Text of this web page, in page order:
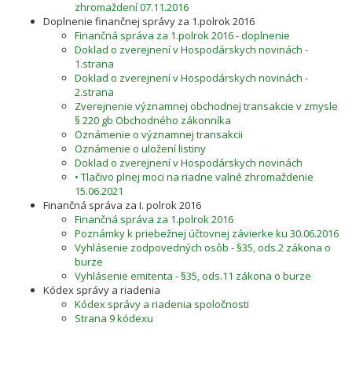
zhromaždení 07.11.2016
Doplnenie finančnej správy za 1.polrok 2016
Finančná správa za 1.polrok 2016 - doplnenie
Doklad o zverejnení v Hospodárskych novinách -
1.strana
Doklad o zverejnení v Hospodárskych novinách -
2.strana
Zverejnenie významnej obchodnej transakcie v zmysle
§ 220 gb Obchodného zákonníka
Oznámenie o významnej transakcii
Oznámenie o uložení listiny
Doklad o zverejnení v Hospodárskych novinách
• Tlačivo plnej moci na riadne valné zhromaždenie
15.06.2021
Finančná správa za I. polrok 2016
Finančná správa za 1.polrok 2016
Poznámky k priebežnej účtovnej závierke ku 30.06.2016
Vyhlásenie zodpovedných osôb - §35, ods.2 zákona o
burze
Vyhlásenie emitenta - §35, ods.11 zákona o burze
Kódex správy a riadenia
Kódex správy a riadenia spoločnosti
Strana 9 kódexu